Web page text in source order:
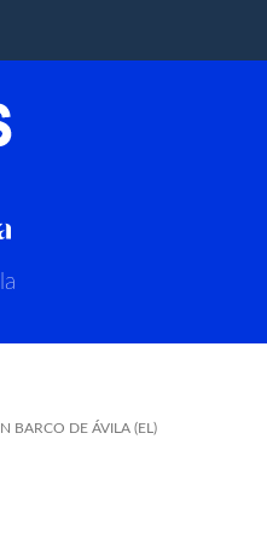
BARCO DE ÁVILA (EL)